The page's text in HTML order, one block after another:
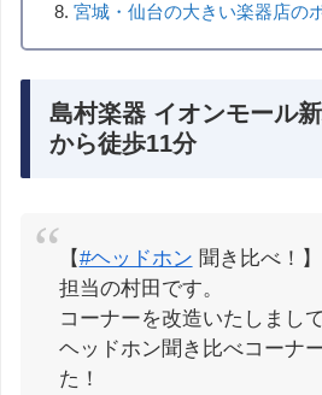
宮城・仙台の大きい楽器店の
島村楽器 イオンモール
から徒歩11分
【#ヘッドホン 聞き比べ！】
担当の村田です。
コーナーを改造いたしまし
ヘッドホン聞き比べコーナ
た！